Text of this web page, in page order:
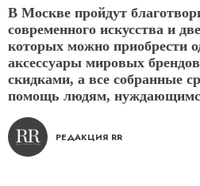
В Москве пройдут
современного искусства и
которых можно приобрести
аксессуары мировых
скидками, а все собранные
помощь людям,
РЕДАКЦИЯ RR